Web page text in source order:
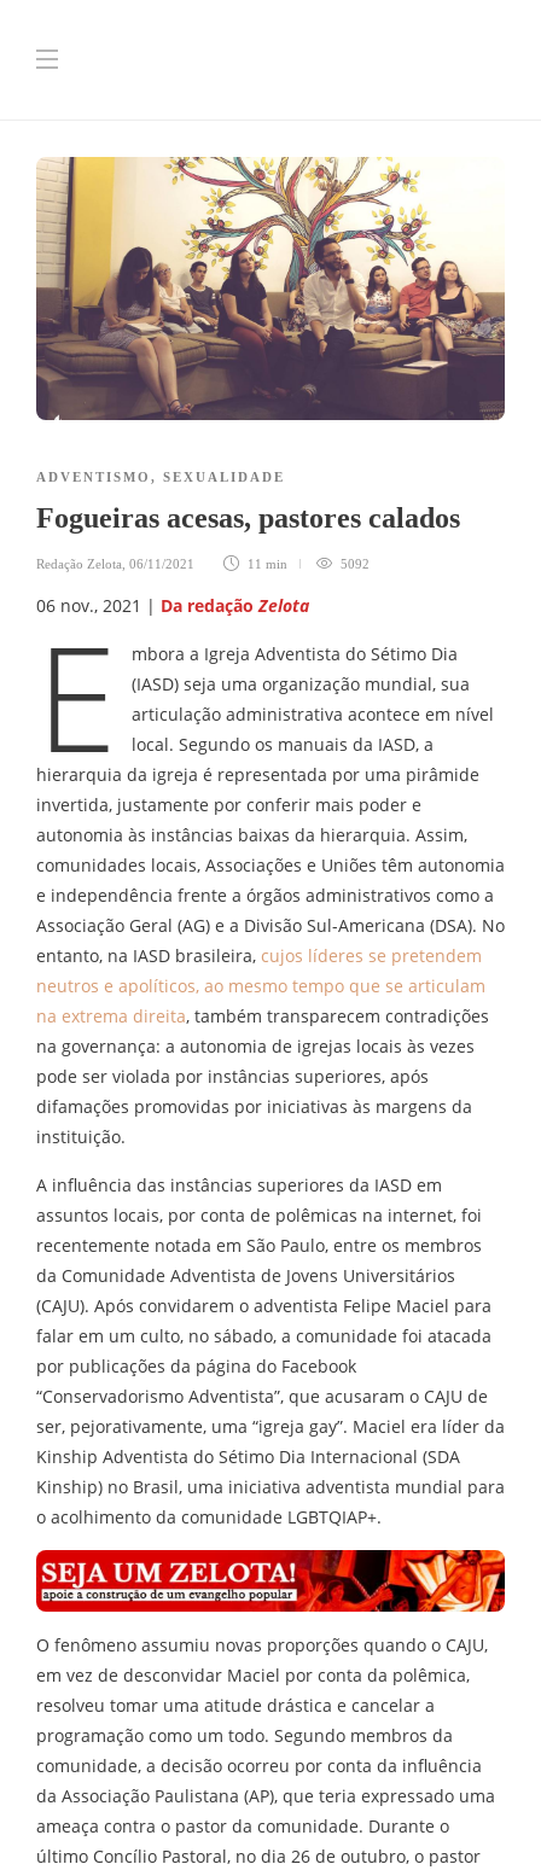
ADVENTISMO , SEXUALIDADE
Fogueiras acesas, pastores calados
Redação Zelota 06/11/2021 11 min 5092
06 nov., 2021 | Da redaçãoZelota
E
mbora a Igreja Adventista do Sétimo Dia
(IASD) seja uma organização mundial, sua
articulação administrativa acontece em nível
local. Segundo os manuais da IASD, a
hierarquia da igreja é representada por uma pirâmide
invertida, justamente por conferir mais poder e
autonomia às instâncias baixas da hierarquia. Assim,
comunidades locais, Associações e Uniões têm autonomia
e independência frente a órgãos administrativos como a
Associação Geral (AG) e a Divisão Sul-Americana (DSA). No
entanto, na IASD brasileira, cujos líderes se pretendem
neutros e apolíticos, ao mesmo tempo que se articulam
na extrema direita, também transparecem contradições
na governança: a autonomia de igrejas locais às vezes
pode ser violada por instâncias superiores, após
difamações promovidas por iniciativas às margens da
instituição.
A influência das instâncias superiores da IASD em
assuntos locais, por conta de polêmicas na internet, foi
recentemente notada em São Paulo, entre os membros
da Comunidade Adventista de Jovens Universitários
(CAJU). Após convidarem o adventista Felipe Maciel para
falar em um culto, no sábado, a comunidade foi atacada
por publicações da página do Facebook
“Conservadorismo Adventista”, que acusaram o CAJU de
ser, pejorativamente, uma “igreja gay”. Maciel era líder da
Kinship Adventista do Sétimo Dia Internacional (SDA
Kinship) no Brasil, uma iniciativa adventista mundial para
o acolhimento da comunidade LGBTQIAP+.
O fenômeno assumiu novas proporções quando o CAJU,
em vez de desconvidar Maciel por conta da polêmica,
resolveu tomar uma atitude drástica e cancelar a
programação como um todo. Segundo membros da
comunidade, a decisão ocorreu por conta da influência
da Associação Paulistana (AP), que teria expressado uma
ameaça contra o pastor da comunidade. Durante o
último Concílio Pastoral, no dia 26 de outubro, o pastor